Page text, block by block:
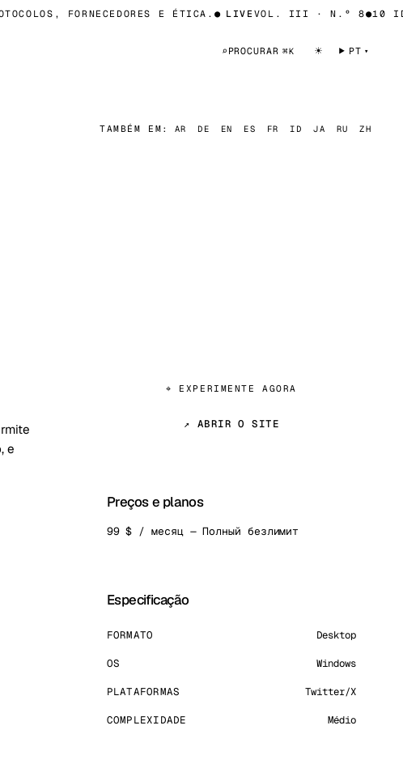
FORNECEDORES E ÉTICA.● LIVEVOL. III · N.º 8 ●10
⌕ PROCURAR ⌘K ☀ PT
TAMBÉM EM: AR DE EN ES FR ID JA RU ZH
e
⌖ EXPERIMENTE AGORA
↗ ABRIR O SITE
Preços e planos
99 $ / месяц — Полный безлимит
Especificação
FORMATO Desktop
OS Windows
PLATAFORMAS Twitter/X
COMPLEXIDADE Médio